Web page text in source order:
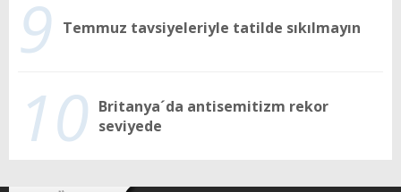
9 Temmuz tavsiyeleriyle tatilde sıkılmayın
10 Britanya´da antisemitizm rekor
seviyede